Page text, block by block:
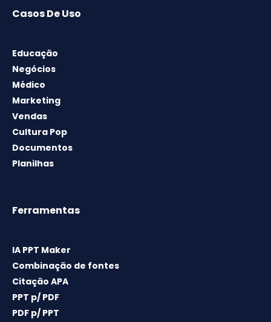
Casos De Uso
Educação
Negócios
Médico
Marketing
Vendas
Cultura Pop
Documentos
Planilhas
Ferramentas
IA PPT Maker
Combinação de fontes
Citação APA
PPT p/ PDF
PDF p/ PPT